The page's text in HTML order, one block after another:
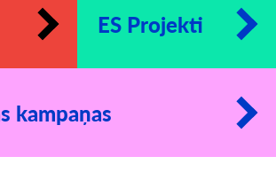
ES Projekti
kampaņas